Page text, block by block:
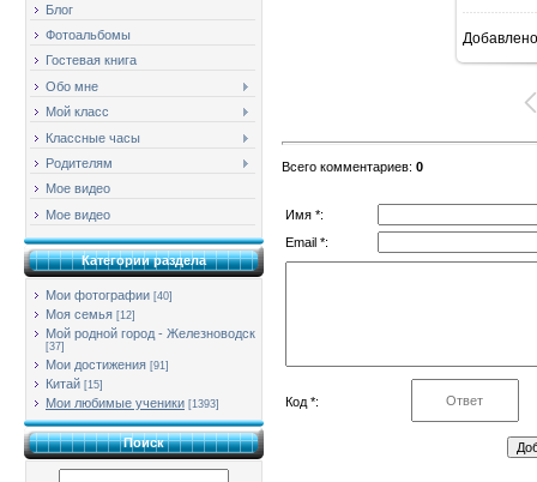
Блог
Фотоальбомы
Гостевая книга
Обо мне
Мой класс
Классные часы
Родителям
Мое видео
Мое видео
Категории раздела
Мои фотографии [40]
Моя семья [12]
Мой родной город - Железноводск
[37]
Мои достижения [91]
Китай [15]
Мои любимые ученики [1393]
Поиск
Добавлено
Всего комментариев: 0
Имя *:
Email *:
Код *: